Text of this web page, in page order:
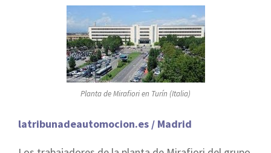
Planta de Mirafiori en Turín (Italia)
latribunadeautomocion.es / Madrid